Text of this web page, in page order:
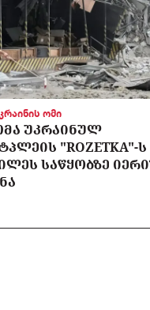
ომი
ᲣᲙᲠᲐᲘᲜᲣᲚ
"ROZETKA"-Ს
ᲡᲐᲬᲧᲝᲑᲖᲔ